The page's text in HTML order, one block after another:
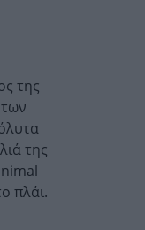
της
της
πλάι.